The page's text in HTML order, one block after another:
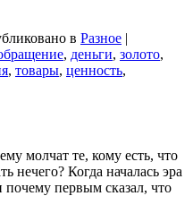
в Разное |
, деньги, золото,
, товары, ценность,
молчат те, кому есть, что
нечего? Когда началась эра
первым сказал, что